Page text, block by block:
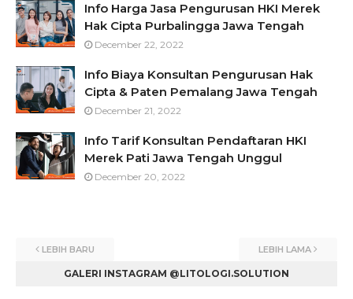
Info Harga Jasa Pengurusan HKI Merek
Hak Cipta Purbalingga Jawa Tengah
December 22, 2022
Info Biaya Konsultan Pengurusan Hak
Cipta & Paten Pemalang Jawa Tengah
December 21, 2022
Info Tarif Konsultan Pendaftaran HKI
Merek Pati Jawa Tengah Unggul
December 20, 2022
LEBIH BARU LEBIH LAMA
GALERI INSTAGRAM @LITOLOGI.SOLUTION